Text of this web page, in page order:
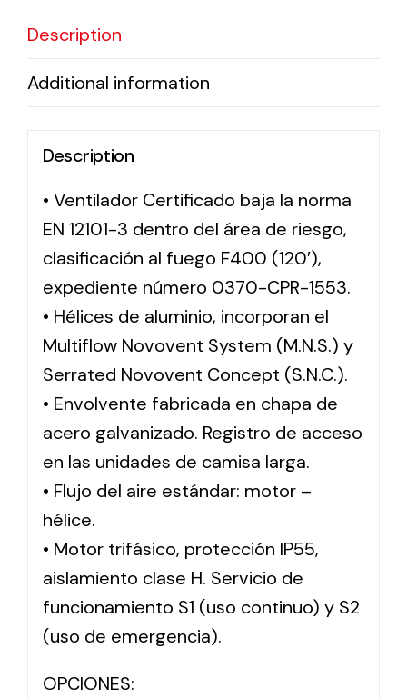
Description
Additional information
Description
• Ventilador Certificado baja la norma
EN 12101-3 dentro del área de riesgo,
clasificación al fuego F400 (120′),
expediente número 0370-CPR-1553.
• Hélices de aluminio, incorporan el
Multiflow Novovent System (M.N.S.) y
Serrated Novovent Concept (S.N.C.).
• Envolvente fabricada en chapa de
acero galvanizado. Registro de acceso
en las unidades de camisa larga.
• Flujo del aire estándar: motor –
hélice.
• Motor trifásico, protección IP55,
aislamiento clase H. Servicio de
funcionamiento S1 (uso continuo) y S2
(uso de emergencia).
OPCIONES: